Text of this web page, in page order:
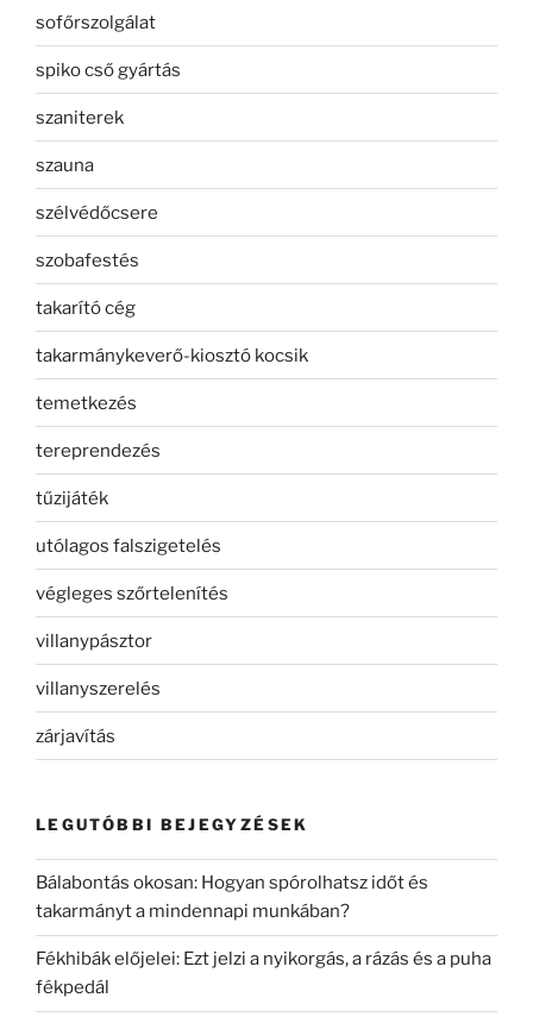
sofőrszolgálat
spiko cső gyártás
szaniterek
szauna
szélvédőcsere
szobafestés
takarító cég
takarmánykeverő-kiosztó kocsik
temetkezés
tereprendezés
tűzijáték
utólagos falszigetelés
végleges szőrtelenítés
villanypásztor
villanyszerelés
zárjavítás
LEGUTÓBBI BEJEGYZÉSEK
Bálabontás okosan: Hogyan spórolhatsz időt és
takarmányt a mindennapi munkában?
Fékhibák előjelei: Ezt jelzi a nyikorgás, a rázás és a puha
fékpedál